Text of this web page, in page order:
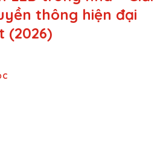
thông hiện đại
(2026)